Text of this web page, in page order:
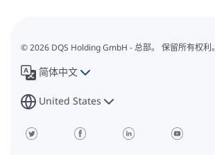
© 2026 DQS Holding GmbH - 总部。 保留所有权利。
简体中文
United States